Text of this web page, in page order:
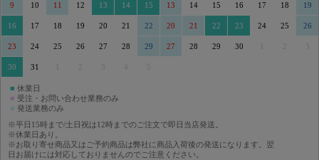
9 10 11 12 13 14 15
16 17 18 19 20 21 22
23 24 25 26 27 28 29
30 31 3 5
13 14 15 16 17 18 19
20 21 22 23 24 25 26
27 28 29 30 3
■ 休業日
■ 受注・お問い合わせ業務のみ
■ 発送業務のみ
※平日15時まで/土日祝は12時までのご注文で即日当店発送。
※休業日あり。
※お取り寄せ商品又はご予約商品は弊社に商品入荷後の発送になります。翌
日お届けには対応しておりませんのでご注意ください。